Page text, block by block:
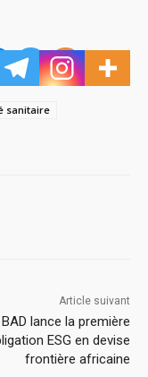
sanitaire
Article suivant
BAD lance la première
ESG en devise
frontière africaine